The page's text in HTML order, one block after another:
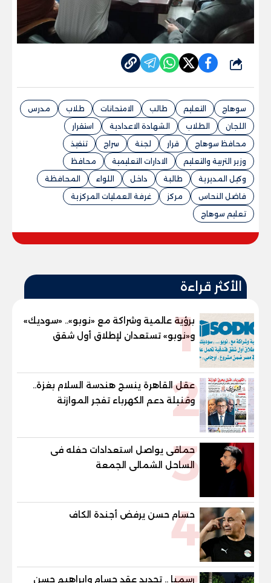
شارك
سوهاج التعليم طالب الامتحانات طلاب
مدرس
اللجان
الطلاب الشهادة الاعدادية
استقرار
محافظ سوهاج
قرار لجنة سراج
تنفيذ
وزير التربية والتعليم
الادارات التعليمية
محافظ
وكيل المديرية
طالبة داخل اللواء
المحافظة
فاضل النحاس
مركز
غرفة العمليات المركزية
تعليم سوهاج
الأكثر قراءة
1
برؤية عالمية وشراكة مع «نوبو».. «سوديك»
و«نوبو» تستعدان لإطلاق أول شقق
فندقية تحمل علامة "نوبو" العالمية في
2
عقل القاهرة ينسج هندسة السلام بغزة..
وقنبلة دعم الكهرباء تفجر الموازنة
3
حماقى يواصل استعدادات حفله فى
الساحل الشمالى الجمعة
4
حسام حسن يرفض أجندة الكاف
رسميا .. تجديد عقد حسام وابراهيم حسن